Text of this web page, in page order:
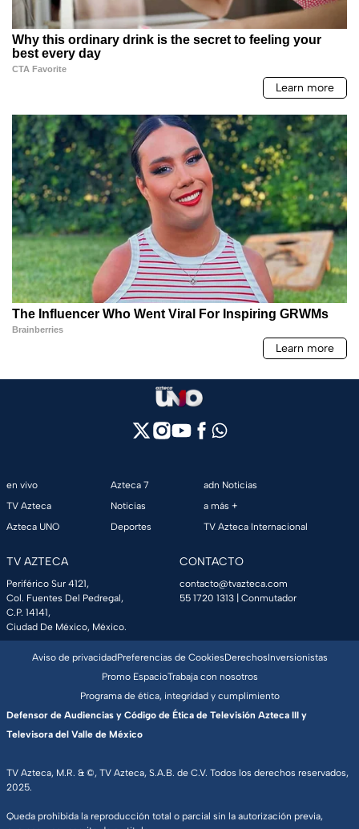
en vivo
TV Azteca
Azteca UNO
Azteca 7
Noticias
Deportes
adn Noticias
a más +
TV Azteca Internacional
TV AZTECA
Periférico Sur 4121,
Col. Fuentes Del Pedregal,
C.P. 14141,
Ciudad De México, México.
CONTACTO
contacto@tvazteca.com
55 1720 1313 | Conmutador
TV Azteca, M.R. & ©, TV Azteca, S.A.B. de C.V. Todos los derechos reservados,
2025.
Queda prohibida la reproducción total o parcial sin la autorización previa,
Aviso de privacidadPreferencias de CookiesDerechosInversionistas
Promo EspacioTrabaja con nosotros
Programa de ética, integridad y cumplimiento
Defensor de Audiencias y Código de Ética de Televisión Azteca III y
Televisora del Valle de México